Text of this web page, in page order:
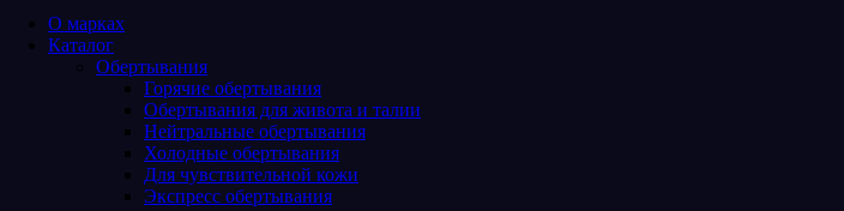
О марках
Каталог
Обертывания
Горячие обертывания
Обертывания для живота и талии
Нейтральные обертывания
Холодные обертывания
Для чувствительной кожи
Экспресс обертывания